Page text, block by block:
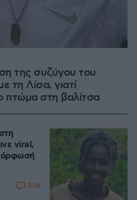
της συζύγου του
τη Λίσα, γιατί
πτώμα στη βαλίτσα
viral,
254